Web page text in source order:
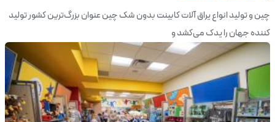
چین و تولید انواع یراق آلات کابینت بدون شک چین عنوان بزرگ‌ترین کشور تولید
کننده جهان را یدک می‌کشد و